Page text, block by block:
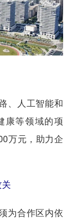
、人工智能和
康等领域的项
万元，助力企
为合作区内依